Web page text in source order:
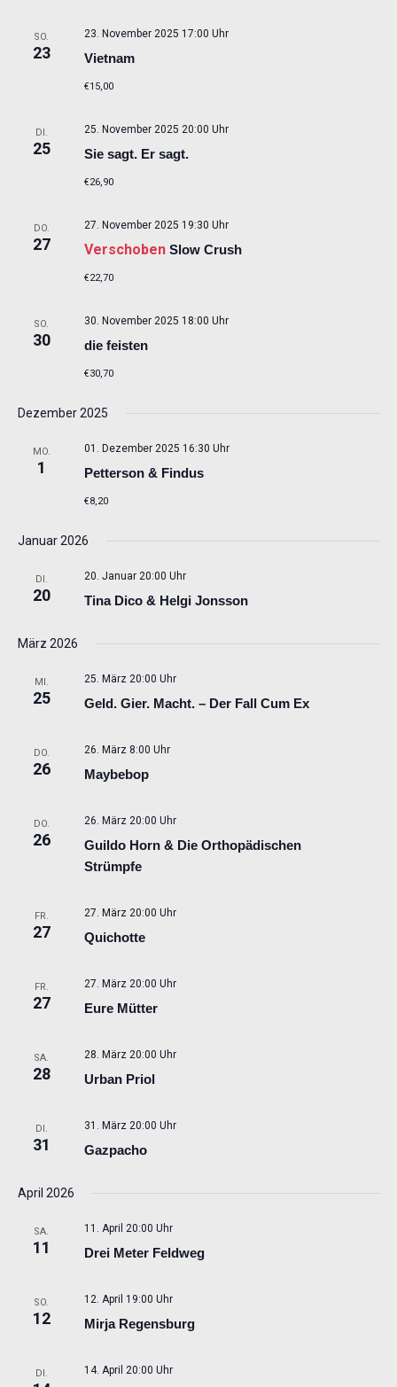
SO.
23 Vietnam
23. November 2025 17:00 Uhr
€15,00
DI.
25 Sie sagt. Er sagt.
25. November 2025 20:00 Uhr
€26,90
DO.
27 Verschoben Slow Crush
27. November 2025 19:30 Uhr
€22,70
SO.
30 die feisten
30. November 2025 18:00 Uhr
€30,70
Dezember 2025
MO.
1 Petterson & Findus
01. Dezember 2025 16:30 Uhr
€8,20
Januar 2026
DI.
20 Tina Dico & Helgi Jonsson
20. Januar 20:00 Uhr
März 2026
MI.
25 Geld. Gier. Macht. – Der Fall Cum Ex
25. März 20:00 Uhr
DO.
26 Maybebop
26. März 8:00 Uhr
DO.
26
Guildo Horn & Die Orthopädischen
Strümpfe
26. März 20:00 Uhr
FR.
27 Quichotte
27. März 20:00 Uhr
FR.
27 Eure Mütter
27. März 20:00 Uhr
SA.
28 Urban Priol
28. März 20:00 Uhr
DI.
31 Gazpacho
31. März 20:00 Uhr
April 2026
SA.
11 Drei Meter Feldweg
11. April 20:00 Uhr
SO.
12 Mirja Regensburg
12. April 19:00 Uhr
DI. 14. April 20:00 Uhr